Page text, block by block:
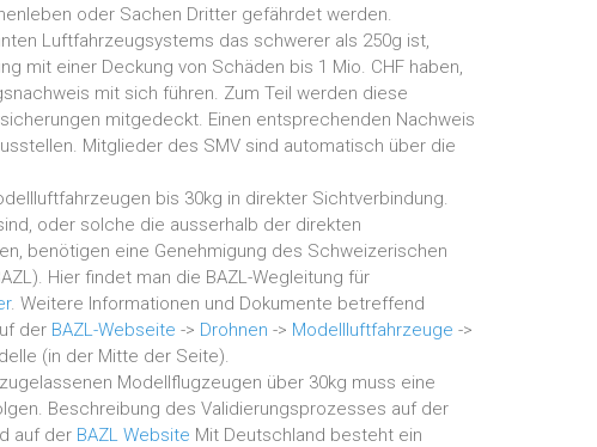
oder Sachen Dritter gefährdet werden.
Luftfahrzeugsystems das schwerer als 250g ist,
mit einer Deckung von Schäden bis 1 Mio. CHF haben,
mit sich führen. Zum Teil werden diese
mitgedeckt. Einen entsprechenden Nachweis
Mitglieder des SMV sind automatisch über die
bis 30kg in direkter Sichtverbindung.
oder solche die ausserhalb der direkten
benötigen eine Genehmigung des Schweizerischen
Hier findet man die BAZL-Wegleitung für
. Weitere Informationen und Dokumente betreffend
der BAZL-Webseite -> Drohnen -> Modellluftfahrzeuge ->
(in der Mitte der Seite).
Modellflugzeugen über 30kg muss eine
Beschreibung des Validierungsprozesses auf der
auf der BAZL Website Mit Deutschland besteht ein